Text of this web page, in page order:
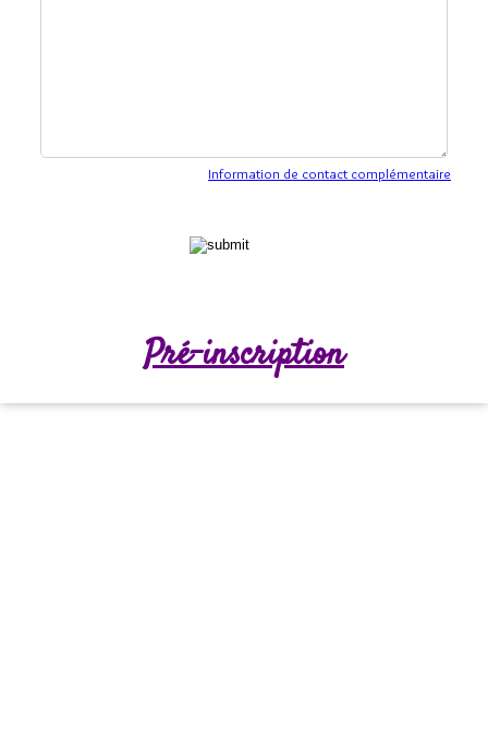
Information de contact complémentaire
Pré-inscription